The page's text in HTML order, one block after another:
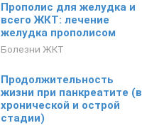
Прополис для желудка и
всего ЖКТ: лечение
желудка прополисом
Болезни ЖКТ
Продолжительность
жизни при панкреатите (в
хронической и острой
стадии)